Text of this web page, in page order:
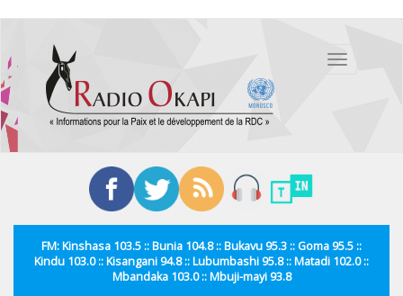
contenu
principal
Toggle
FM: Kinshasa 103.5 :: Bunia 104.8 :: Bukavu 95.3 :: Goma 95.5 ::
Kindu 103.0 :: Kisangani 94.8 :: Lubumbashi 95.8 :: Matadi 102.0 ::
Mbandaka 103.0 :: Mbuji-mayi 93.8